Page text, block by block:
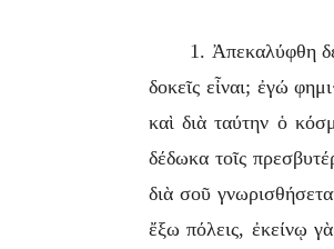
1. Ἀπεκαλύφθη
δοκεῖς εἶναι; ἐγώ
καὶ διὰ ταύτην ὁ
δέδωκα τοῖς
διὰ σοῦ
ἔξω πόλεις, ἐκείνῳ